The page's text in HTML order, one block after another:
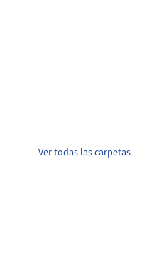
Ver todas las carpetas